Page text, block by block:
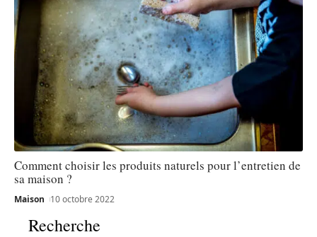
Comment choisir les produits naturels pour l’entretien de
sa maison ?
Maison 10 octobre 2022
Recherche